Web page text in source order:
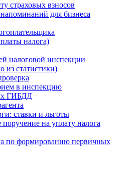
страховых взносов
для бизнеса
налога)
налоговой инспекции
статистики)
в инспекцию
ГИБДД
ставки и льготы
на уплату налога
по формированию первичных